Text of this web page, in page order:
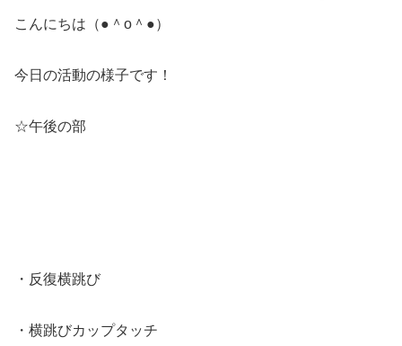
こんにちは（●＾o＾●）
今日の活動の様子です！
☆午後の部
・反復横跳び
・横跳びカップタッチ